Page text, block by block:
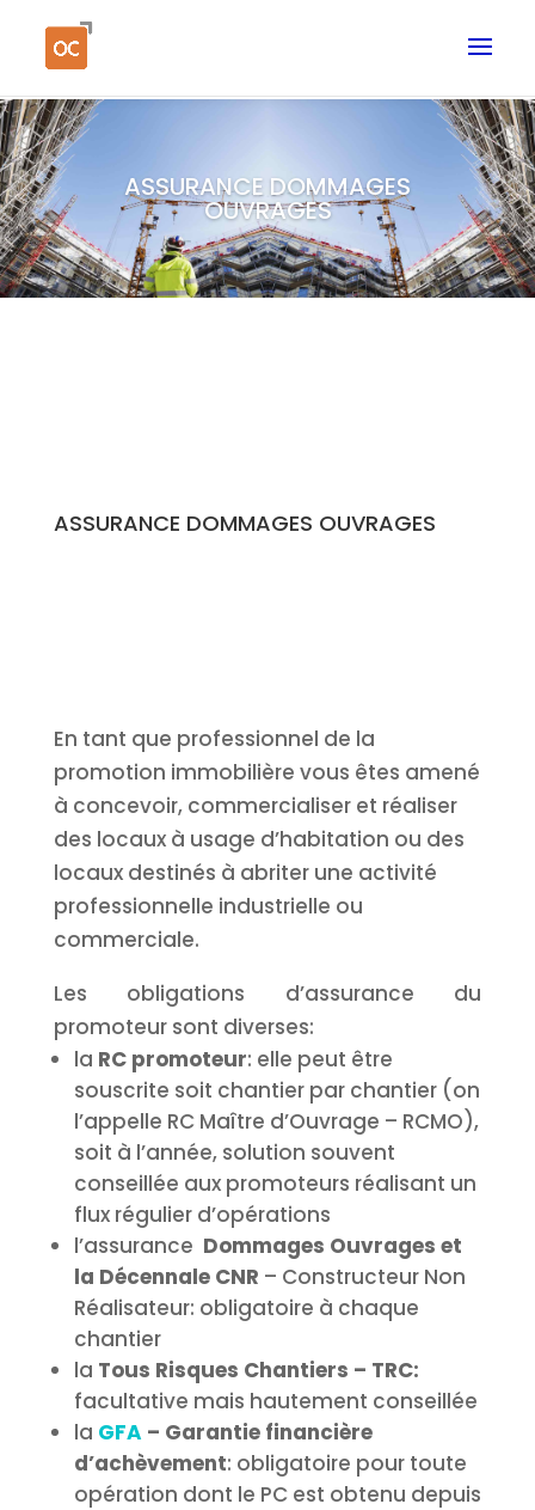
ASSURANCE DOMMAGES
OUVRAGES
ASSURANCE DOMMAGES OUVRAGES
En tant que professionnel de la
promotion immobilière vous êtes amené
à concevoir, commercialiser et réaliser
des locaux à usage d’habitation ou des
locaux destinés à abriter une activité
professionnelle industrielle ou
commerciale.
Les obligations d’assurance du
promoteur sont diverses:
la RC promoteur: elle peut être
souscrite soit chantier par chantier (on
l’appelle RC Maître d’Ouvrage – RCMO),
soit à l’année, solution souvent
conseillée aux promoteurs réalisant un
flux régulier d’opérations
l’assurance Dommages Ouvrages et
la Décennale CNR – Constructeur Non
Réalisateur: obligatoire à chaque
chantier
la Tous Risques Chantiers – TRC:
facultative mais hautement conseillée
la GFA– Garantie financière
d’achèvement: obligatoire pour toute
opération dont le PC est obtenu depuis